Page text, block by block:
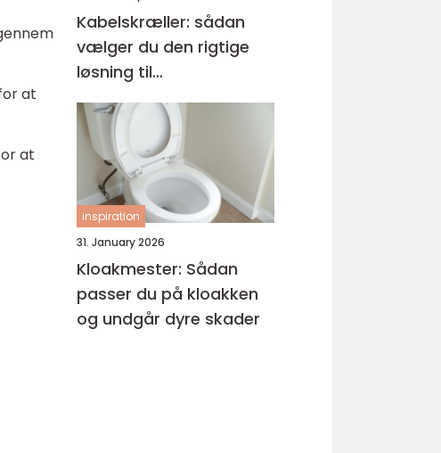
at
at
Kabelskræller: sådan
vælger du den rigtige
løsning til
kabelhåndtering
inspiration
31. January 2026
Kloakmester: Sådan
passer du på kloakken
og undgår dyre skader